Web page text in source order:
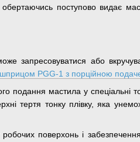
поступово видає
запресовуватися або
PGG-1 з порційною
подання мастила у спеціальні
тертя тонку плівку, яка
поверхонь і